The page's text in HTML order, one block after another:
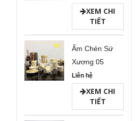
XEM CHI
TIẾT
Ấm Chén Sứ
Xương 05
Liên hệ
XEM CHI
TIẾT